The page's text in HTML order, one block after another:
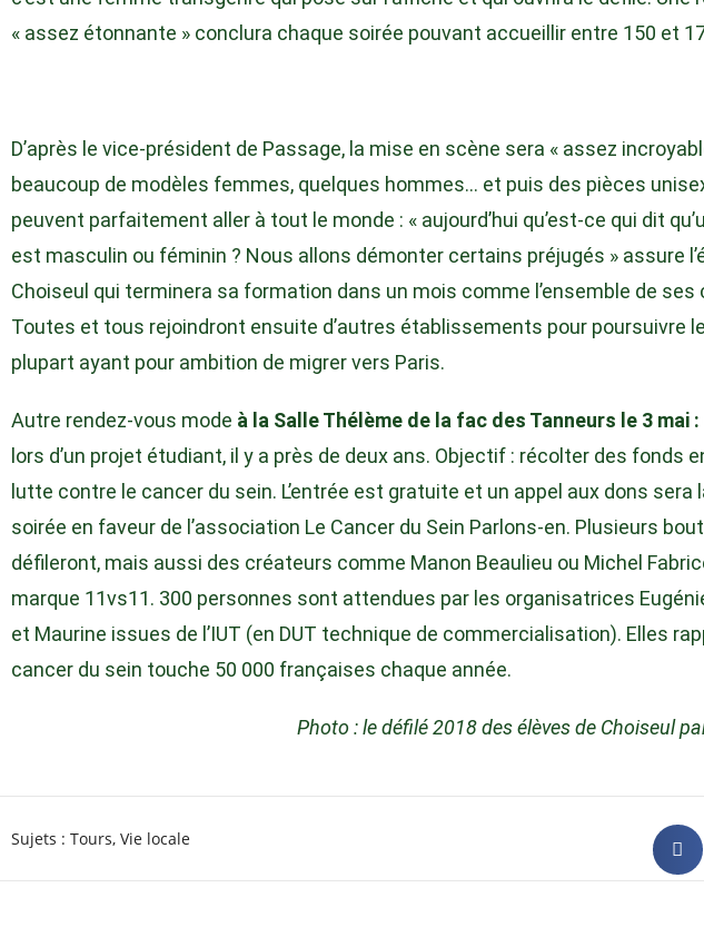
« assez étonnante » conclura chaque soirée pouvant accueillir entre 150 et
D’après le vice-président de Passage, la mise en scène sera « assez
beaucoup de modèles femmes, quelques hommes… et puis des pièces
peuvent parfaitement aller à tout le monde : « aujourd’hui qu’est-ce qui dit
est masculin ou féminin ? Nous allons démonter certains préjugés » assure
Choiseul qui terminera sa formation dans un mois comme l’ensemble de ses
Toutes et tous rejoindront ensuite d’autres établissements pour poursuivre
plupart ayant pour ambition de migrer vers Paris.
Autre rendez-vous mode à la Salle Thélème de la fac des Tanneurs le 3 mai :
lors d’un projet étudiant, il y a près de deux ans. Objectif : récolter des fonds
lutte contre le cancer du sein. L’entrée est gratuite et un appel aux dons sera
soirée en faveur de l’association Le Cancer du Sein Parlons-en. Plusieurs
défileront, mais aussi des créateurs comme Manon Beaulieu ou Michel
marque 11vs11. 300 personnes sont attendues par les organisatrices
et Maurine issues de l’IUT (en DUT technique de commercialisation). Elles
cancer du sein touche 50 000 françaises chaque année.
Photo : le défilé 2018 des élèves de Choiseul
Sujets : Tours, Vie locale